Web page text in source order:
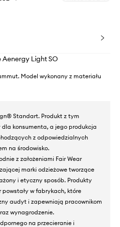
Light SO
Model wykonany z materiału
Standart. Produkt z tym
konsumenta, a jego produkcja
z odpowiedzialnych
na środowisko.
z założeniami Fair Wear
marki odzieżowe tworzące
i etyczny sposób. Produkty
powstały w fabrykach, które
audyt i zapewniają pracownikom
wynagrodzenie.
na przecieranie i